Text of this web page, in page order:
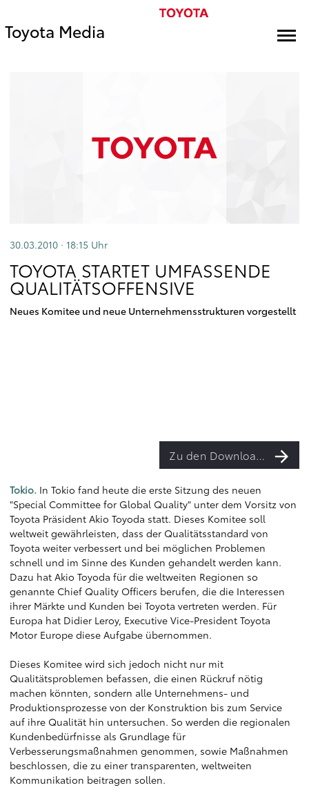
Toyota Media
30.03.2010 · 18:15 Uhr
TOYOTA STARTET UMFASSENDE
QUALITÄTSOFFENSIVE
Neues Komitee und neue Unternehmensstrukturen vorgestellt
Zu den Downloads
Tokio. In Tokio fand heute die erste Sitzung des neuen
"Special Committee for Global Quality" unter dem Vorsitz von
Toyota Präsident Akio Toyoda statt. Dieses Komitee soll
weltweit gewährleisten, dass der Qualitätsstandard von
Toyota weiter verbessert und bei möglichen Problemen
schnell und im Sinne des Kunden gehandelt werden kann.
Dazu hat Akio Toyoda für die weltweiten Regionen so
genannte Chief Quality Officers berufen, die die Interessen
ihrer Märkte und Kunden bei Toyota vertreten werden. Für
Europa hat Didier Leroy, Executive Vice-President Toyota
Motor Europe diese Aufgabe übernommen.
Dieses Komitee wird sich jedoch nicht nur mit
Qualitätsproblemen befassen, die einen Rückruf nötig
machen könnten, sondern alle Unternehmens- und
Produktionsprozesse von der Konstruktion bis zum Service
auf ihre Qualität hin untersuchen. So werden die regionalen
Kundenbedürfnisse als Grundlage für
Verbesserungsmaßnahmen genommen, sowie Maßnahmen
beschlossen, die zu einer transparenten, weltweiten
Kommunikation beitragen sollen.